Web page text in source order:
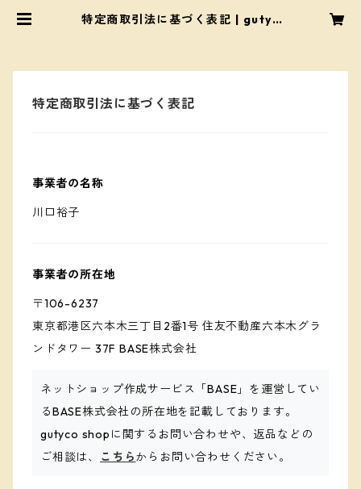
特定商取引法に基づく表記 | gutyc
特定商取引法に基づく表記
事業者の名称
川口裕子
事業者の所在地
〒106-6237
東京都港区六本木三丁目2番1号 住友不動産六本木グラ
ンドタワー 37F BASE株式会社
ネットショップ作成サービス「BASE」を運営してい
るBASE株式会社の所在地を記載しております。
gutyco shopに関するお問い合わせや、返品などの
ご相談は、
こちらからお問い合わせください。